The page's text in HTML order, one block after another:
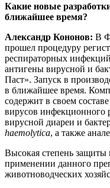
Какие новые
ближайшее время?
Александр Кононов: В
прошел процедуру
респираторных
антигены вирусной и
Паст». Запуск в
в ближайшее время.
содержит в своем
вирусов инфекционного
вирусной диареи и
haemolytica, а также
Высокая степень
применении данного
животноводческих